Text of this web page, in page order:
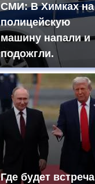
СМИ: В Химках на
полицейскую
машину напали и
подожгли.
Где будет встреча